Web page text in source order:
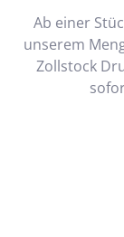
Ab einer
unserem
Zollstock